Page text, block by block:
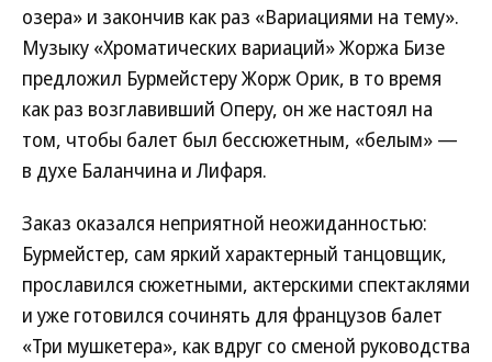
озера» и закончив как раз «Вариациями на тему».
Музыку «Хроматических вариаций» Жоржа Бизе
предложил Бурмейстеру Жорж Орик, в то время
как раз возглавивший Оперу, он же настоял на
том, чтобы балет был бессюжетным, «белым» —
в духе Баланчина и Лифаря.
Заказ оказался неприятной неожиданностью:
Бурмейстер, сам яркий характерный танцовщик,
прославился сюжетными, актерскими спектаклями
и уже готовился сочинять для французов балет
«Три мушкетера», как вдруг со сменой руководства